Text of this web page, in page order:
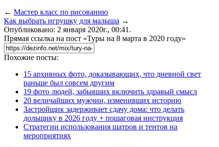
← Мастер класс по рисованию
Как выбрать игрушку для малыша →
Опубликовано: 2 января 2020г., 00:41.
Прямая ссылка на пост «Туры на 8 марта в 2020 году»
Похожие посты:
15 архивных фото, доказывающих, что дневной свет
раньше был совсем другим
19 фото людей, забывших включить здравый смысл
20 величайших мужчин, изменивших историю
Застройщик задерживает сдачу дома: что делать
дольщику в 2026 году + пошаговая инструкция
Стратегии использования шатров и тентов на
мероприятиях